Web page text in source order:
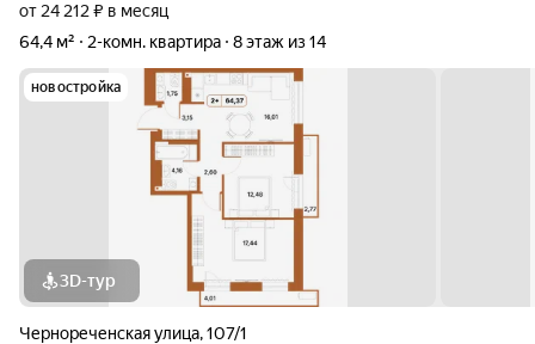
от 24 212 ₽ в месяц
64,4 м²
2-комн. квартира 8 этаж из 14
новостройка
3D-тур
Чернореченская улица,107/1